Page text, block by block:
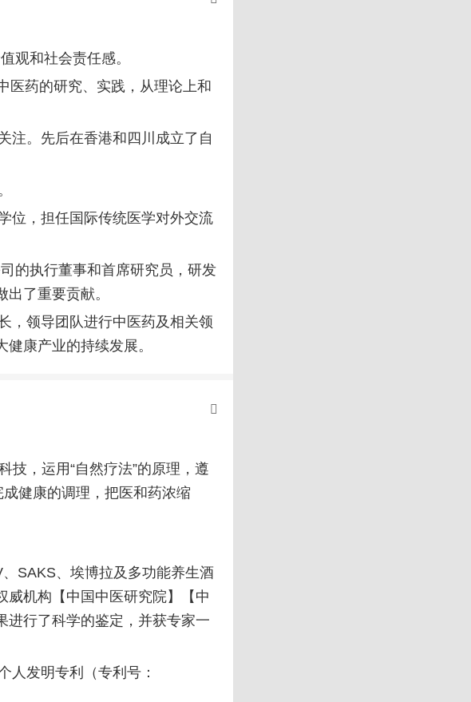
观和社会责任感。
医药的研究、实践，从理论上和
注。先后在香港和四川成立了自
位，担任国际传统医学对外交流
的执行董事和首席研究员，研发
了重要贡献。
，领导团队进行中医药及相关领
康产业的持续发展。
技，运用“自然疗法”的原理，遵
健康的调理，把医和药浓缩
SAKS、埃博拉及多功能养生酒
威机构【中国中医研究院】【中
进行了科学的鉴定，并获专家一
人发明专利（专利号：